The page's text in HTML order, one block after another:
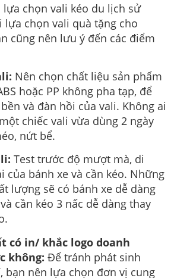
chọn vali kéo du lịch sử
lựa chọn vali quà tặng cho
cũng nên lưu ý đến các điểm
Nên chọn chất liệu sản phẩm
hoặc PP không pha tạp, để
và đàn hồi của vali. Không ai
chiếc vali vừa dùng 2 ngày
nứt bể.
Test trước độ mượt mà, di
của bánh xe và cần kéo. Những
lượng sẽ có bánh xe dễ dàng
cần kéo 3 nấc dễ dàng thay
có in/ khắc logo doanh
không: Để tránh phát sinh
bạn nên lựa chọn đơn vị cung